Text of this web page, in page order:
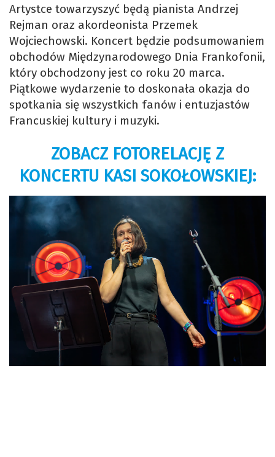
Artystce towarzyszyć będą pianista Andrzej
Rejman oraz akordeonista Przemek
Wojciechowski. Koncert będzie podsumowaniem
obchodów Międzynarodowego Dnia Frankofonii,
który obchodzony jest co roku 20 marca.
Piątkowe wydarzenie to doskonała okazja do
spotkania się wszystkich fanów i entuzjastów
Francuskiej kultury i muzyki.
ZOBACZ FOTORELACJĘ Z
KONCERTU KASI SOKOŁOWSKIEJ: